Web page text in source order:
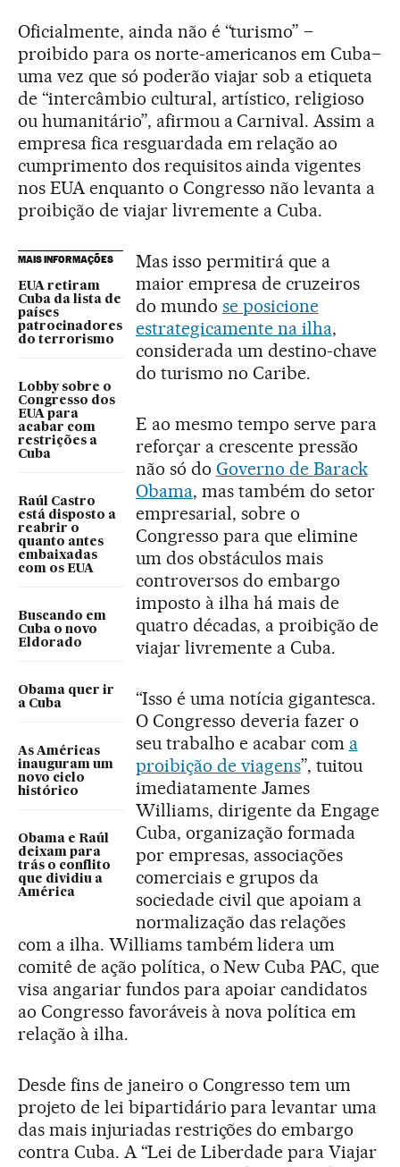
Oficialmente, ainda não é “turismo” –
proibido para os norte-americanos em Cuba–
uma vez que só poderão viajar sob a etiqueta
de “intercâmbio cultural, artístico, religioso
ou humanitário”, afirmou a Carnival. Assim a
empresa fica resguardada em relação ao
cumprimento dos requisitos ainda vigentes
nos EUA enquanto o Congresso não levanta a
proibição de viajar livremente a Cuba.
MAIS INFORMAÇÕES
EUA retiram
Cuba da lista de
países
patrocinadores
do terrorismo
Lobby sobre o
Congresso dos
EUA para
acabar com
restrições a
Cuba
Raúl Castro
está disposto a
reabrir o
quanto antes
embaixadas
com os EUA
Buscando em
Cuba o novo
Eldorado
Obama quer ir
a Cuba
As Américas
inauguram um
novo ciclo
histórico
Obama e Raúl
deixam para
trás o conflito
que dividiu a
América
Mas isso permitirá que a
maior empresa de cruzeiros
do mundo se posicione
estrategicamente na ilha,
considerada um destino-chave
do turismo no Caribe.
E ao mesmo tempo serve para
reforçar a crescente pressão
não só do Governo de Barack
Obama, mas também do setor
empresarial, sobre o
Congresso para que elimine
um dos obstáculos mais
controversos do embargo
imposto à ilha há mais de
quatro décadas, a proibição de
viajar livremente a Cuba.
“Isso é uma notícia gigantesca.
O Congresso deveria fazer o
seu trabalho e acabar com a
proibição de viagens”, tuitou
imediatamente James
Williams, dirigente da Engage
Cuba, organização formada
por empresas, associações
comerciais e grupos da
sociedade civil que apoiam a
normalização das relações
com a ilha. Williams também lidera um
comitê de ação política, o New Cuba PAC, que
visa angariar fundos para apoiar candidatos
ao Congresso favoráveis à nova política em
relação à ilha.
Desde fins de janeiro o Congresso tem um
projeto de lei bipartidário para levantar uma
das mais injuriadas restrições do embargo
contra Cuba. A “Lei de Liberdade para Viajar